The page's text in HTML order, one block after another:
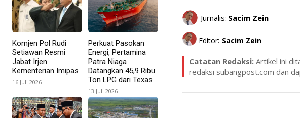
Komjen Pol Rudi
Setiawan Resmi
Jabat Irjen
Kementerian Imipas
16 Juli 2026
Perkuat Pasokan
Energi, Pertamina
Patra Niaga
Datangkan 45,9 Ribu
Ton LPG dari Texas
13 Juli 2026
Jurnalis: Sacim Zein
Editor: Sacim Zein
Catatan Redaksi: Artikel ini
redaksi subangpost.com dan